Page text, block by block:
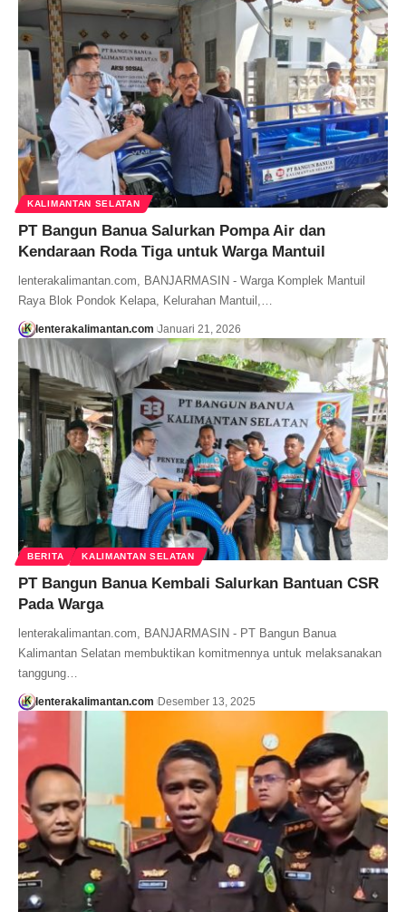
KALIMANTAN SELATAN
PT Bangun Banua Salurkan Pompa Air dan
Kendaraan Roda Tiga untuk Warga Mantuil
lenterakalimantan.com, BANJARMASIN - Warga Komplek Mantuil
Raya Blok Pondok Kelapa, Kelurahan Mantuil,…
lenterakalimantan.com Januari 21, 2026
BERITA KALIMANTAN SELATAN
PT Bangun Banua Kembali Salurkan Bantuan CSR
Pada Warga
lenterakalimantan.com, BANJARMASIN - PT Bangun Banua
Kalimantan Selatan membuktikan komitmennya untuk melaksanakan
tanggung…
lenterakalimantan.com Desember 13, 2025